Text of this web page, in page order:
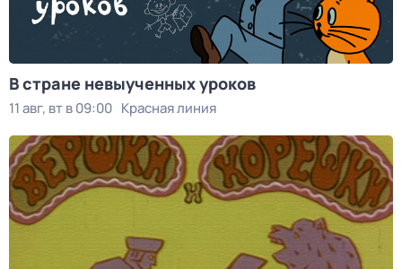
В стране невыученных уроков
11 авг, вт в 09:00 Красная линия